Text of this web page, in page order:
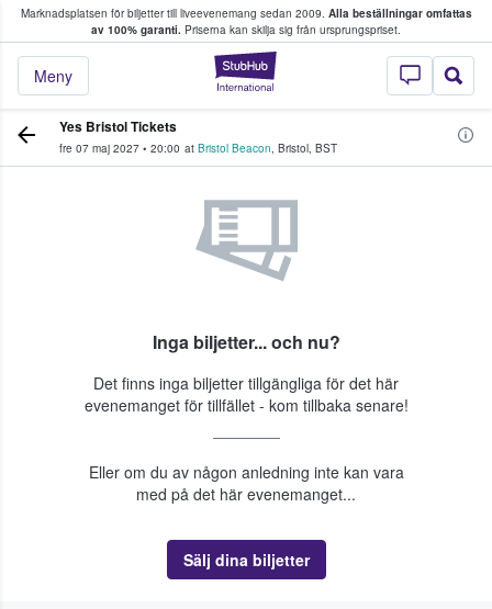
Marknadsplatsen för biljetter till liveevenemang sedan 2009. Alla beställningar omfattas
av 100% garanti. Priserna kan skilja sig från ursprungspriset.
StubHub – där
Meny
köper och säljer biljetter.
Yes Bristol Tickets
fre 07 maj 2027 • 20:00 at Bristol Beacon, Bristol, BST
Inga biljetter... och nu?
Det finns inga biljetter tillgängliga för det här
evenemanget för tillfället - kom tillbaka senare!
Eller om du av någon anledning inte kan vara
med på det här evenemanget...
Sälj dina biljetter